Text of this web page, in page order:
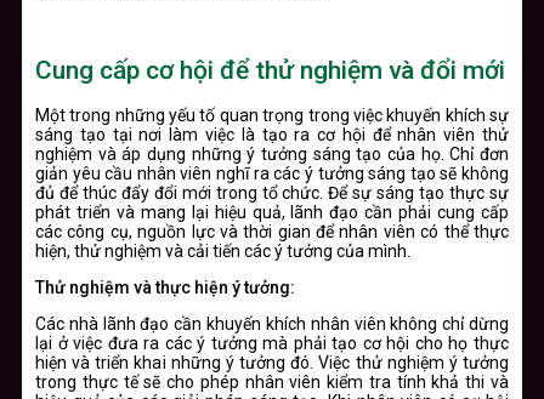
Cung cấp cơ hội để thử nghiệm và đổi mới
Một trong những yếu tố quan trọng trong việc khuyến khích sự
sáng tạo tại nơi làm việc là tạo ra cơ hội để nhân viên thử
nghiệm và áp dụng những ý tưởng sáng tạo của họ. Chỉ đơn
giản yêu cầu nhân viên nghĩ ra các ý tưởng sáng tạo sẽ không
đủ để thúc đẩy đổi mới trong tổ chức. Để sự sáng tạo thực sự
phát triển và mang lại hiệu quả, lãnh đạo cần phải cung cấp
các công cụ, nguồn lực và thời gian để nhân viên có thể thực
hiện, thử nghiệm và cải tiến các ý tưởng của mình.
Thử nghiệm và thực hiện ý tưởng:
Các nhà lãnh đạo cần khuyến khích nhân viên không chỉ dừng
lại ở việc đưa ra các ý tưởng mà phải tạo cơ hội cho họ thực
hiện và triển khai những ý tưởng đó. Việc thử nghiệm ý tưởng
trong thực tế sẽ cho phép nhân viên kiểm tra tính khả thi và